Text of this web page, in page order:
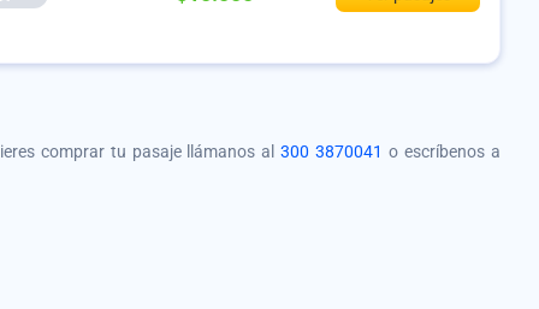
comprar tu pasaje llámanos al300 3870041 o escríbenos a